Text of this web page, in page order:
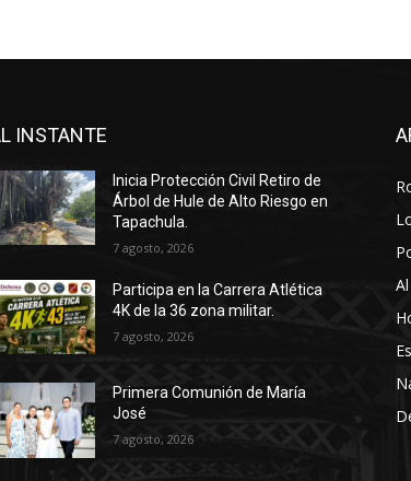
INSTANTE
Inicia Protección Civil Retiro de
Árbol de Hule de Alto Riesgo en
Tapachula.
7 agosto, 2026
Participa en la Carrera Atlética
4K de la 36 zona militar.
7 agosto, 2026
Primera Comunión de María
José
7 agosto, 2026